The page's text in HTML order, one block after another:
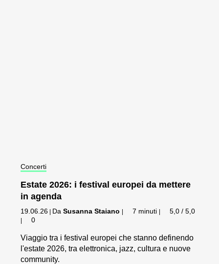
Concerti
Estate 2026: i festival europei da mettere
in agenda
19.06.26 | DaSusanna Staiano | 7 minuti | 5,0 / 5,0
| 0
Viaggio tra i festival europei che stanno definendo
l'estate 2026, tra elettronica, jazz, cultura e nuove
community.